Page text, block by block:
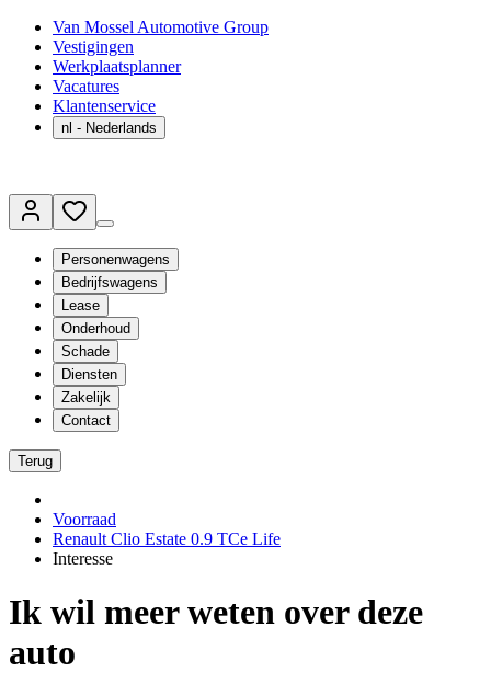
Van Mossel Automotive Group
Vestigingen
Werkplaatsplanner
Vacatures
Klantenservice
nl - Nederlands
Personenwagens
Bedrijfswagens
Lease
Onderhoud
Schade
Diensten
Zakelijk
Contact
Terug
Voorraad
Renault Clio Estate 0.9 TCe Life
Interesse
Ik wil meer weten over deze
auto